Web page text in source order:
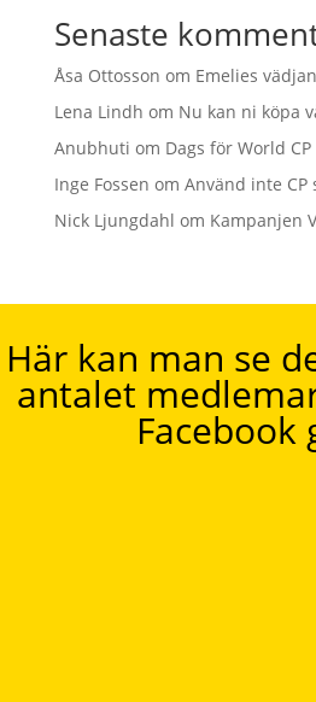
Senaste
Åsa Ottosson om Emelies
Lena Lindh om Nu kan ni köpa
Anubhuti om Dags för World CP
Inge Fossen om Använd inte CP
Nick Ljungdahl om Kampanjen
Här kan man se
antalet
Facebook